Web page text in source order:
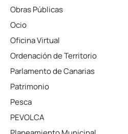
Obras Públicas
Ocio
Oficina Virtual
Ordenación de Territorio
Parlamento de Canarias
Patrimonio
Pesca
PEVOLCA